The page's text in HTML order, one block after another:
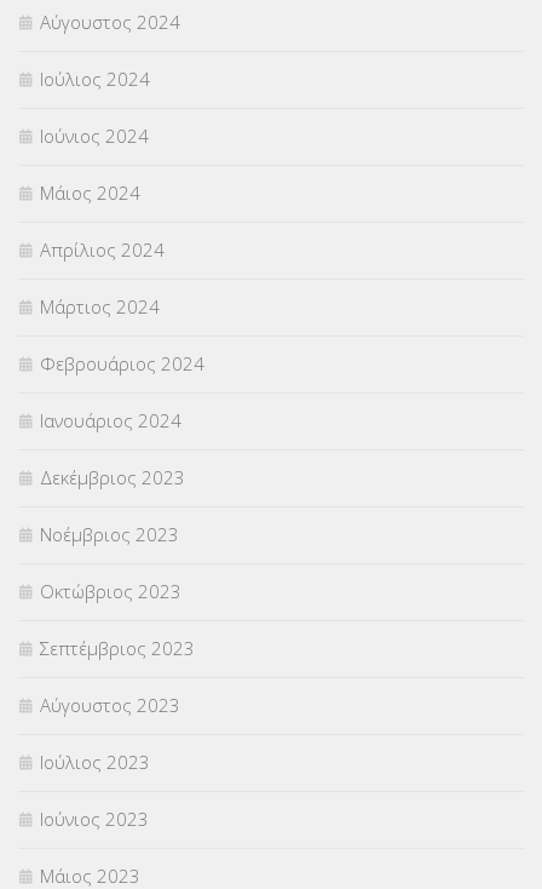
Αύγουστος 2024
Ιούλιος 2024
Ιούνιος 2024
Μάιος 2024
Απρίλιος 2024
Μάρτιος 2024
Φεβρουάριος 2024
Ιανουάριος 2024
Δεκέμβριος 2023
Νοέμβριος 2023
Οκτώβριος 2023
Σεπτέμβριος 2023
Αύγουστος 2023
Ιούλιος 2023
Ιούνιος 2023
Μάιος 2023